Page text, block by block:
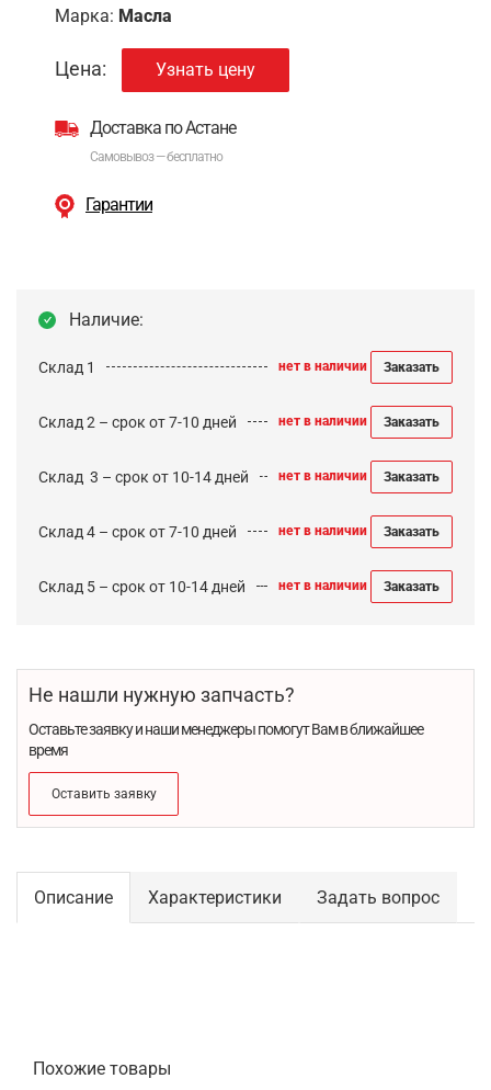
Марка: Масла
Цена: Узнать цену
Доставка по Астане
Самовывоз — бесплатно
Гарантии
Наличие:
Склад 1 нет в наличии Заказать
Склад 2 – срок от 7-10 дней нет в наличии Заказать
Cклад 3 – срок от 10-14 дней нет в наличии Заказать
Склад 4 – срок от 7-10 дней нет в наличии Заказать
Склад 5 – срок от 10-14 дней нет в наличии Заказать
Не нашли нужную запчасть?
Оставьте заявку и наши менеджеры помогут Вам в ближайшее
время
Оставить заявку
Описание Характеристики Задать вопрос
Похожие товары